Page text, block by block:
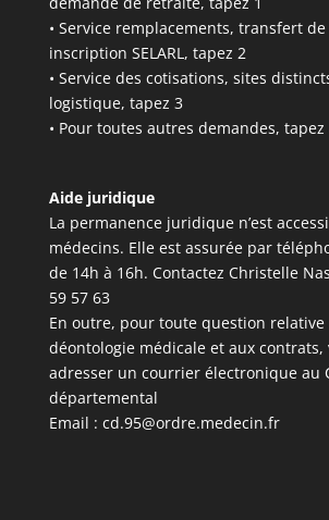
• Service remplacements, transfert
inscription SELARL, tapez 2
• Service des cotisations, sites
logistique, tapez 3
• Pour toutes autres demandes, tapez
Aide juridique
La permanence juridique n’est
médecins. Elle est assurée par
de 14h à 16h. Contactez Christelle
59 57 63
En outre, pour toute question relative
déontologie médicale et aux contrats,
adresser un courrier électronique au
départemental
Email : cd.95@ordre.medecin.fr